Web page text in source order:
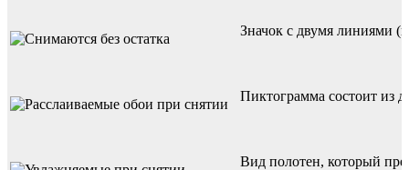
Значок с двумя линиями
Пиктограмма состоит из
Вид полотен, который